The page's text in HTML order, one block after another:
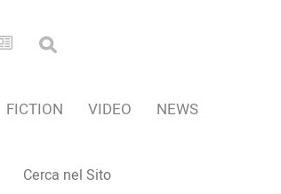
FICTION VIDEO NEWS
nel